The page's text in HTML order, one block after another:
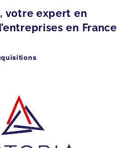
votre expert en
en France